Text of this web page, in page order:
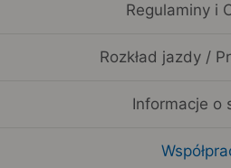
Regulaminy i
Rozkład jazdy /
Informacje o